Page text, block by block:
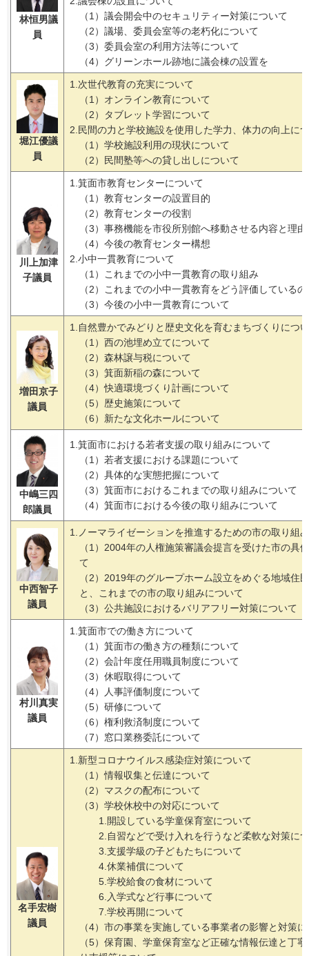
林恒男議
員
（1）議会開会中のセキュリティー対策について
（2）議場、委員会室等の老朽化について
（3）委員会室の利用方法等について
（4）グリーンホール跡地に議会棟の設置を
堀江優議
員
1.次世代教育の充実について
（1）オンライン教育について
（2）タブレット学習について
2.民間の力と学校施設を使用した学力、体力の向上に
（1）学校施設利用の現状について
（2）民間塾等への貸し出しについて
川上加津
子議員
1.箕面市教育センターについて
（1）教育センターの設置目的
（2）教育センターの役割
（3）事務機能を市役所別館へ移動させる内容と理由
（4）今後の教育センター構想
2.小中一貫教育について
（1）これまでの小中一貫教育の取り組み
（2）これまでの小中一貫教育をどう評価しているの
（3）今後の小中一貫教育について
増田京子
議員
1.自然豊かでみどりと歴史文化を育むまちづくりにつ
（1）西の池埋め立てについて
（2）森林譲与税について
（3）箕面新稲の森について
（4）快適環境づくり計画について
（5）歴史施策について
（6）新たな文化ホールについて
中嶋三四
郎議員
1.箕面市における若者支援の取り組みについて
（1）若者支援における課題について
（2）具体的な実態把握について
（3）箕面市におけるこれまでの取り組みについて
（4）箕面市における今後の取り組みについて
中西智子
議員
1.ノーマライゼーションを推進するための市の取り組
（1）2004年の人権施策審議会提言を受けた市の具
て
（2）2019年のグループホーム設立をめぐる地域住
と、これまでの市の取り組みについて
（3）公共施設におけるバリアフリー対策について
村川真実
議員
1.箕面市での働き方について
（1）箕面市の働き方の種類について
（2）会計年度任用職員制度について
（3）休暇取得について
（4）人事評価制度について
（5）研修について
（6）権利救済制度について
（7）窓口業務委託について
名手宏樹
議員
1.新型コロナウイルス感染症対策について
（1）情報収集と伝達について
（2）マスクの配布について
（3）学校休校中の対応について
1.開設している学童保育室について
2.自習などで受け入れを行うなど柔軟な対策に
3.支援学級の子どもたちについて
4.休業補償について
5.学校給食の食材について
6.入学式など行事について
7.学校再開について
（4）市の事業を実施している事業者の影響と対策
（5）保育園、学童保育室など正確な情報伝達と丁